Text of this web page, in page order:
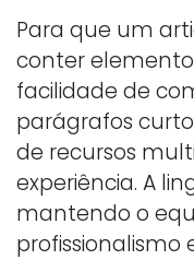
Para que um
conter
facilidade de
parágrafos
de recursos
experiência. A
mantendo o
profissionalismo